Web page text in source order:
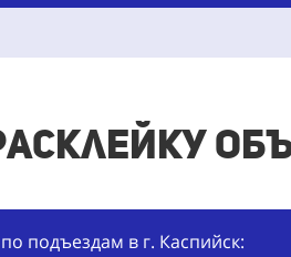
подъездам в г. Каспийск: